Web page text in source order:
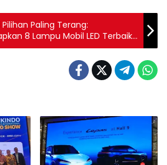
Paling Terang:
8 Lampu Mobil LED Terbaik
Maksimal!